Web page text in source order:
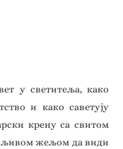
у светитеља, како
и како саветују
крену са свитом
жељом да види